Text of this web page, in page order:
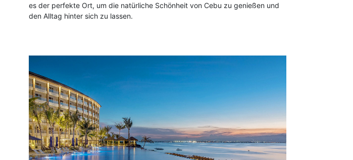
es der perfekte Ort, um die natürliche Schönheit von Cebu zu genießen und
den Alltag hinter sich zu lassen.